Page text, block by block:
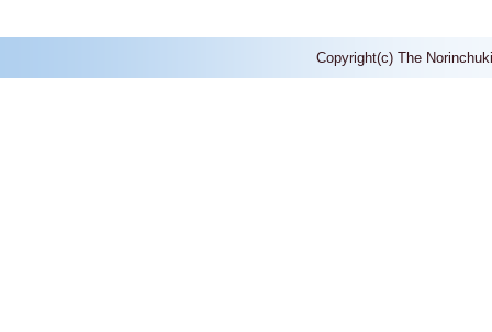
Copyright(c) The